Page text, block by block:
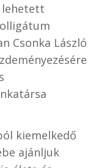
lehetett
Csonka László
kiemelkedő
ajánljuk